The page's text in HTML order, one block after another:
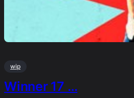
wip
Winner 17 …